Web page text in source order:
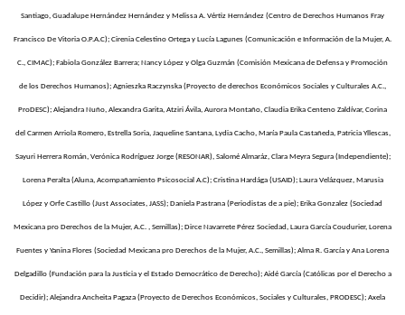
Santiago, Guadalupe Hernández Hernández y Melissa A. Vértiz Hernández (Centro de Derechos Humanos Fray
Francisco De Vitoria O.P.A.C); Cirenia Celestino Ortega y Lucía Lagunes (Comunicación e Información de la Mujer, A.
C., CIMAC); Fabiola González Barrera; Nancy López y Olga Guzmán (Comisión Mexicana de Defensa y Promoción
de los Derechos Humanos); Agnieszka Raczynska (Proyecto de derechos Económicos Sociales y Culturales A.C.,
ProDESC); Alejandra Nuño, Alexandra Garita, Atziri Ávila, Aurora Montaño, Claudia Erika Centeno Zaldívar, Corina
del Carmen Arriola Romero, Estrella Soria, Jaqueline Santana, Lydia Cacho, María Paula Castañeda, Patricia Yllescas,
Sayuri Herrera Román, Verónica Rodríguez Jorge (RESONAR), Salomé Almaráz, Clara Meyra Segura (Independiente);
Lorena Peralta (Aluna, Acompañamiento Psicosocial A.C); Cristina Hardága (USAID); Laura Velázquez, Marusia
López y Orfe Castillo (Just Associates, JASS); Daniela Pastrana (Periodistas de a pie); Erika Gonzalez (Sociedad
Mexicana pro Derechos de la Mujer, A.C. , Semillas); Dirce Navarrete Pérez Sociedad, Laura García Coudurier, Lorena
Fuentes y Yanina Flores (Sociedad Mexicana pro Derechos de la Mujer, A.C., Semillas); Alma R. García y Ana Lorena
Delgadillo (Fundación para la Justicia y el Estado Democrático de Derecho); Aidé García (Católicas por el Derecho a
Decidir); Alejandra Ancheita Pagaza (Proyecto de Derechos Económicos, Sociales y Culturales, PRODESC); Axela